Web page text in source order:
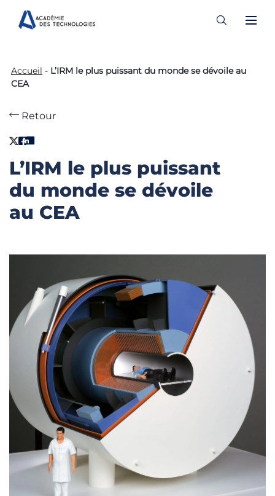
content
Accueil - L’IRM le plus puissant du monde se dévoile au
CEA
Retour
L’IRM le plus puissant
du monde se dévoile
au CEA